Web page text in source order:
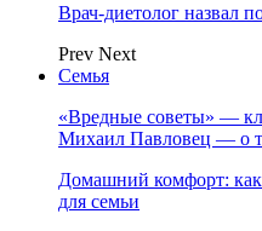
Врач-диетолог назвал
Prev Next
Семья
«Вредные советы» —
Михаил Павловец — о
Домашний комфорт: как
для семьи